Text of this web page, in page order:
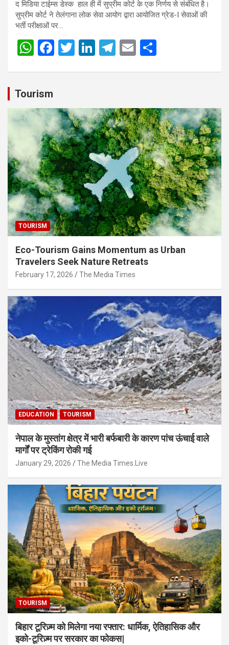
द मिडिया टाईम्स डेस्क हाल ही में सुप्रीम कोर्ट के एक निर्णय से संबंधित है।
सुप्रीम कोर्ट ने तेलंगाना लोक सेवा आयोग द्वारा आयोजित ग्रेड-I सेवाओं की
भर्ती परीक्षाओं पर…
W
s
A
p
p
F
o
o
k
T
Li
n
T
a
m
E
Tourism
TOURISM
Eco-Tourism Gains Momentum as Urban
Travelers Seek Nature Retreats
February 17, 2026 The Media Times
EDUCATION TOURISM
नेपाल के मुस्तांग क्षेत्र में भारी बर्फबारी के कारण पांच ऊंचाई वाले
मार्गों पर ट्रेकिंग रोकी गई
January 29, 2026 The Media Times.Live
TOURISM
बिहार टूरिज़्म को मिलेगा नया रफ्तार: धार्मिक, ऐतिहासिक और
इको-टूरिज़्म पर सरकार का फोकस|